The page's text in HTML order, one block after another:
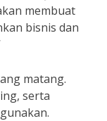
membuat
bisnis dan
matang.
serta